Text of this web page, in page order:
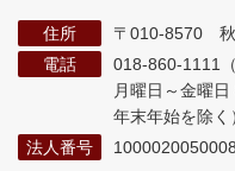
住所
〒010-8570 秋
電話
018-860-1111（
月曜日～金曜
年末年始を除く
法人番号
1000020050008